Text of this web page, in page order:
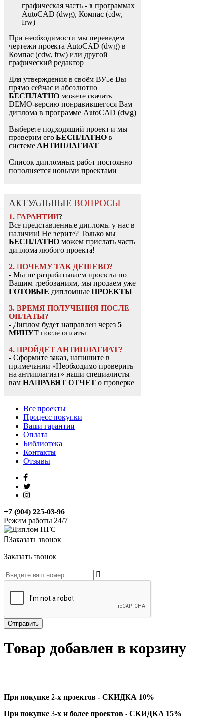
графическая часть - в программах
AutoCAD (dwg), Компас (cdw,
frw)
При необходимости мы переведем
чертежи проекта AutoCAD (dwg) в
Компас (cdw, frw) или другой
графический редактор
Для утверждения в своём ВУЗе Вы
прямо сейчас и абсолютно
БЕСПЛАТНО можете скачать
DEMO-версию понравившегося Вам
диплома в программе AutoCAD (dwg)
Выберете подходящий проект и мы
проверим его БЕСПЛАТНО в
системе АНТИПЛАГИАТ
Список дипломных работ постоянно
пополняется новыми проектами
АКТУАЛЬНЫЕ ВОПРОСЫ
1. ГАРАНТИИ?
Все представленные дипломы у нас в
наличии! Не верите? Только мы
БЕСПЛАТНО можем прислать часть
диплома любого проекта!
2. ПОЧЕМУ ТАК ДЕШЕВО?
- Мы не разрабатываем проекты по
Вашим требованиям, мы продаем уже
ГОТОВЫЕ дипломные ПРОЕКТЫ
3. ВРЕМЯ ПОЛУЧЕНИЯ ПОСЛЕ
ОПЛАТЫ?
- Диплом будет направлен через 5
МИНУТ после оплаты
4. ПРОЙДЕТ АНТИПЛАГИАТ?
- Оформите заказ, напишите в
примечании «Необходимо проверить
на антиплагиат» наши специалисты
вам НАПРАВЯТ ОТЧЕТ о проверке
Все проекты
Процесс покупки
Ваши гарантии
Оплата
Библиотека
Контакты
Отзывы
+7 (904) 225-03-96
Режим работы 24/7
Заказать звонок
Заказать звонок
Товар добавлен в корзину
При покупке 2-х проектов - СКИДКА 10%
При покупке 3-х и более проектов - СКИДКА 15%